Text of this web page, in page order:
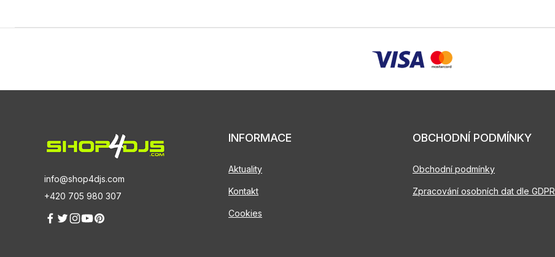
info@shop4djs.com
+420 705 980 307
INFORMACE
Aktuality
Kontakt
Cookies
OBCHODNÍ PODMÍNKY
Obchodní podmínky
Zpracování osobních dat dle GDPR